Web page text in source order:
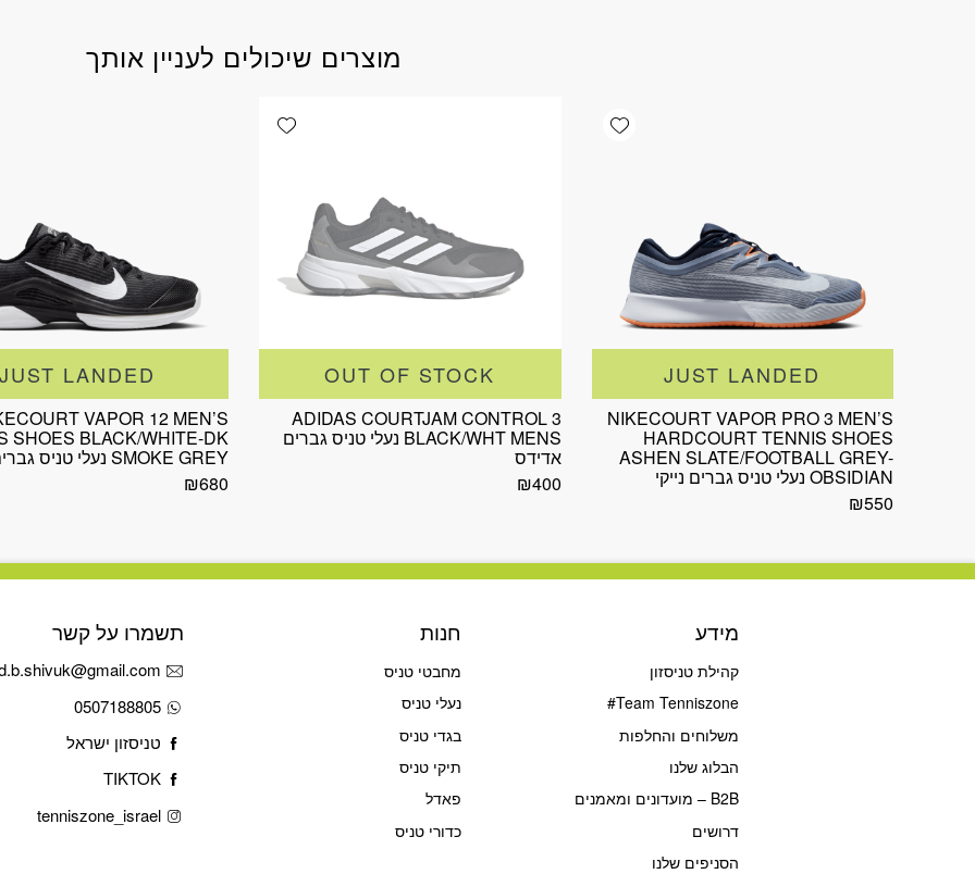
מוצרים שיכולים לעניין אותך
Add wishlist
JUST LANDED
NIKECOURT VAPOR PRO 3 MEN’S
HARDCOURT TENNIS SHOES
ASHEN SLATE/FOOTBALL GREY-
OBSIDIAN נעלי טניס גברים נייקי
₪550
Add wishlist
OUT OF STOCK
ADIDAS COURTJAM CONTROL 3
BLACK/WHT MENS נעלי טניס גברים
אדידס
₪400
JUST LANDED
VAPOR 12 MEN’S
SHOES BLACK/WHITE-DK
SMOKE GREY נעלי טניס גברים נייקי
₪680
מידע
קהילת טניסזון
Team Tenniszone#
משלוחים והחלפות
הבלוג שלנו
B2B – מועדונים ומאמנים
דרושים
הסניפים שלנו
חנות
מחבטי טניס
נעלי טניס
בגדי טניס
תיקי טניס
פאדל
כדורי טניס
תשמרו על קשר
0507188805
טניסזון ישראל
TIKTOK
tenniszone_israel